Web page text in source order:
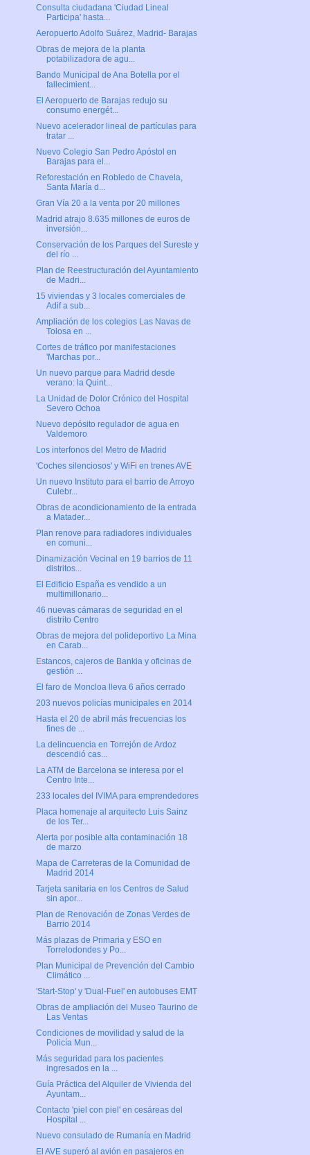
Consulta ciudadana 'Ciudad Lineal
Participa' hasta...
Aeropuerto Adolfo Suárez, Madrid- Barajas
Obras de mejora de la planta
potabilizadora de agu...
Bando Municipal de Ana Botella por el
fallecimient...
El Aeropuerto de Barajas redujo su
consumo energét...
Nuevo acelerador lineal de partículas para
tratar ...
Nuevo Colegio San Pedro Apóstol en
Barajas para el...
Reforestación en Robledo de Chavela,
Santa María d...
Gran Vía 20 a la venta por 20 millones
Madrid atrajo 8.635 millones de euros de
inversión...
Conservación de los Parques del Sureste y
del río ...
Plan de Reestructuración del Ayuntamiento
de Madri...
15 viviendas y 3 locales comerciales de
Adif a sub...
Ampliación de los colegios Las Navas de
Tolosa en ...
Cortes de tráfico por manifestaciones
'Marchas por...
Un nuevo parque para Madrid desde
verano: la Quint...
La Unidad de Dolor Crónico del Hospital
Severo Ochoa
Nuevo depósito regulador de agua en
Valdemoro
Los interfonos del Metro de Madrid
'Coches silenciosos' y WiFi en trenes AVE
Un nuevo Instituto para el barrio de Arroyo
Culebr...
Obras de acondicionamiento de la entrada
a Matader...
Plan renove para radiadores individuales
en comuni...
Dinamización Vecinal en 19 barrios de 11
distritos...
El Edificio España es vendido a un
multimillonario...
46 nuevas cámaras de seguridad en el
distrito Centro
Obras de mejora del polideportivo La Mina
en Carab...
Estancos, cajeros de Bankia y oficinas de
gestión ...
El faro de Moncloa lleva 6 años cerrado
203 nuevos policías municipales en 2014
Hasta el 20 de abril más frecuencias los
fines de ...
La delincuencia en Torrejón de Ardoz
descendió cas...
La ATM de Barcelona se interesa por el
Centro Inte...
233 locales del IVIMA para emprendedores
Placa homenaje al arquitecto Luis Sainz
de los Ter...
Alerta por posible alta contaminación 18
de marzo
Mapa de Carreteras de la Comunidad de
Madrid 2014
Tarjeta sanitaria en los Centros de Salud
sin apor...
Plan de Renovación de Zonas Verdes de
Barrio 2014
Más plazas de Primaria y ESO en
Torrelodondes y Po...
Plan Municipal de Prevención del Cambio
Climático ...
'Start-Stop' y 'Dual-Fuel' en autobuses EMT
Obras de ampliación del Museo Taurino de
Las Ventas
Condiciones de movilidad y salud de la
Policía Mun...
Más seguridad para los pacientes
ingresados en la ...
Guía Práctica del Alquiler de Vivienda del
Ayuntam...
Contacto 'piel con piel' en cesáreas del
Hospital ...
Nuevo consulado de Rumanía en Madrid
El AVE superó al avión en pasajeros en